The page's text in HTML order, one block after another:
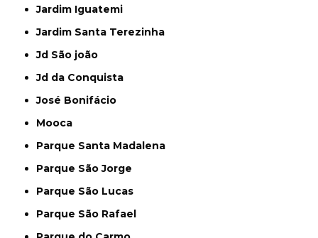
Jardim Iguatemi
Jardim Santa Terezinha
Jd São joão
Jd da Conquista
José Bonifácio
Mooca
Parque Santa Madalena
Parque São Jorge
Parque São Lucas
Parque São Rafael